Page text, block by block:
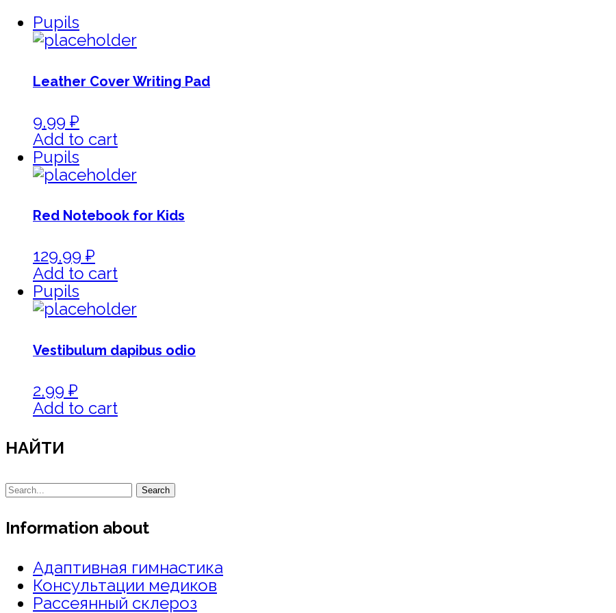
Pupils
Leather Cover Writing Pad
9,99 ₽
Add to cart
Pupils
Red Notebook for Kids
129,99 ₽
Add to cart
Pupils
Vestibulum dapibus odio
2,99 ₽
Add to cart
НАЙТИ
Search
Information about
Адаптивная гимнастика
Консультации медиков
Рассеянный склероз